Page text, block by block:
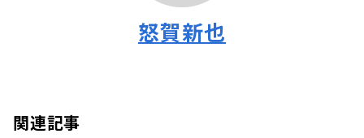
怒賀新也
関連記事